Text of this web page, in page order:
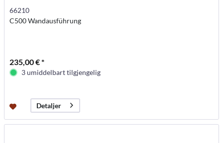
66210
C500 Wandausführung
235,00 € *
3 umiddelbart tilgjengelig
Detaljer